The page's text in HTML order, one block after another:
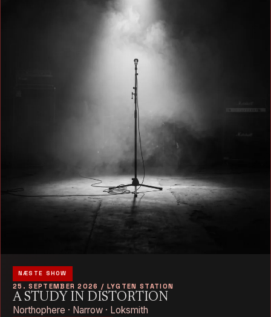
NÆSTE SHOW
25. SEPTEMBER 2026 / LYGTEN STATION
A STUDY IN DISTORTION
Northophere · Narrow · Loksmith